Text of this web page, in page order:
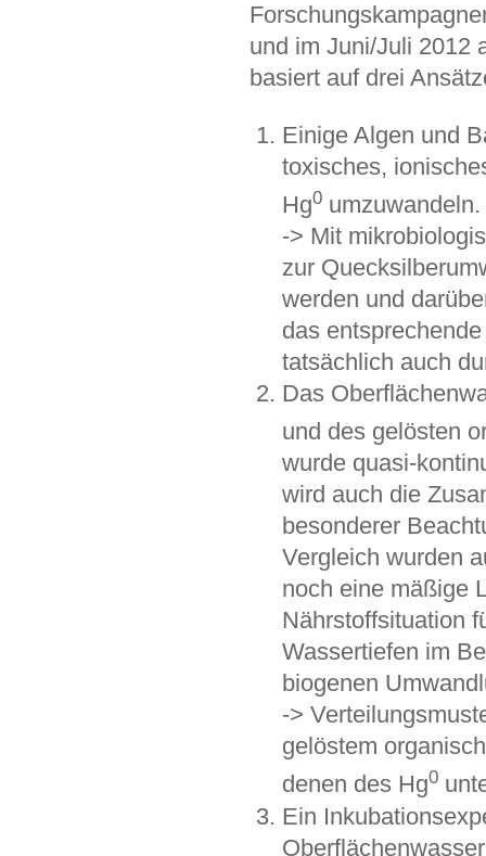
und im Juni/Juli 2012
basiert auf drei
Einige Algen und
toxisches,
Hg0umzuwandeln.
-> Mit
zur
werden und
das
tatsächlich auch
Das
und des gelösten
wurde quasi-
wird auch die
besonderer
Vergleich wurden
noch eine mäßige
Nährstoffsituation
Wassertiefen im
biogenen
->
gelöstem
denen des Hg0
Ein